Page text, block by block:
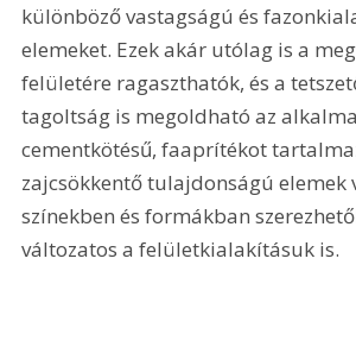
különböző vastagságú és
elemeket. Ezek akár utólag is a
felületére ragaszthatók, és a
tagoltság is megoldható az
cementkötésű, faaprítékot
zajcsökkentő tulajdonságú elemek
színekben és formákban
változatos a felületkialakításuk is.